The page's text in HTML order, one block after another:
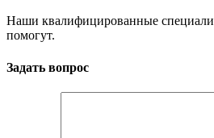
Наши квалифицированные
помогут.
Задать вопрос